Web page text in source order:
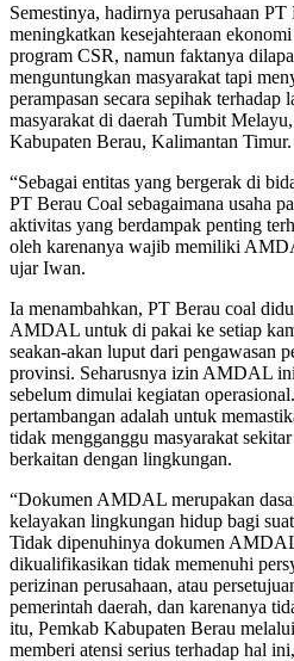
Semestinya, hadirnya perusahaan
meningkatkan kesejahteraan
program CSR, namun faktanya
menguntungkan masyarakat tapi
perampasan secara sepihak
masyarakat di daerah Tumbit
Kabupaten Berau, Kalimantan Timur.
“Sebagai entitas yang bergerak di
PT Berau Coal sebagaimana usaha
aktivitas yang berdampak penting
oleh karenanya wajib memiliki
ujar Iwan.
Ia menambahkan, PT Berau coal
AMDAL untuk di pakai ke setiap
seakan-akan luput dari pengawasan
provinsi. Seharusnya izin AMDAL
sebelum dimulai kegiatan
pertambangan adalah untuk
tidak mengganggu masyarakat
berkaitan dengan lingkungan.
“Dokumen AMDAL merupakan
kelayakan lingkungan hidup bagi
Tidak dipenuhinya dokumen
dikualifikasikan tidak memenuhi
perizinan perusahaan, atau
pemerintah daerah, dan karenanya
itu, Pemkab Kabupaten Berau
memberi atensi serius terhadap hal